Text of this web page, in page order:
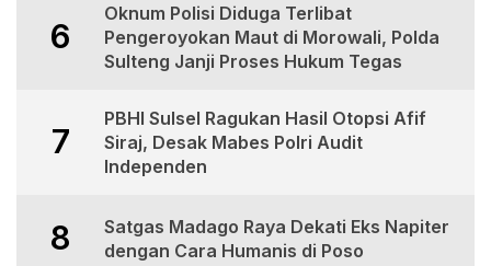
6
Oknum Polisi Diduga Terlibat
Pengeroyokan Maut di Morowali, Polda
Sulteng Janji Proses Hukum Tegas
7
PBHI Sulsel Ragukan Hasil Otopsi Afif
Siraj, Desak Mabes Polri Audit
Independen
8
Satgas Madago Raya Dekati Eks Napiter
dengan Cara Humanis di Poso